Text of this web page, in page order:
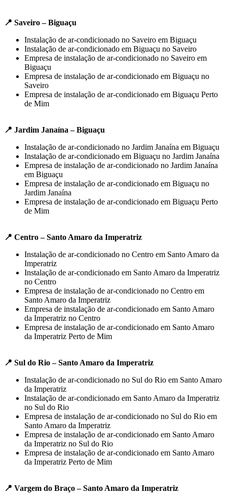
📍 Saveiro – Biguaçu
Instalação de ar-condicionado no Saveiro em Biguaçu
Instalação de ar-condicionado em Biguaçu no Saveiro
Empresa de instalação de ar-condicionado no Saveiro em
Biguaçu
Empresa de instalação de ar-condicionado em Biguaçu no
Saveiro
Empresa de instalação de ar-condicionado em Biguaçu Perto
de Mim
📍 Jardim Janaína – Biguaçu
Instalação de ar-condicionado no Jardim Janaína em Biguaçu
Instalação de ar-condicionado em Biguaçu no Jardim Janaína
Empresa de instalação de ar-condicionado no Jardim Janaína
em Biguaçu
Empresa de instalação de ar-condicionado em Biguaçu no
Jardim Janaína
Empresa de instalação de ar-condicionado em Biguaçu Perto
de Mim
📍 Centro – Santo Amaro da Imperatriz
Instalação de ar-condicionado no Centro em Santo Amaro da
Imperatriz
Instalação de ar-condicionado em Santo Amaro da Imperatriz
no Centro
Empresa de instalação de ar-condicionado no Centro em
Santo Amaro da Imperatriz
Empresa de instalação de ar-condicionado em Santo Amaro
da Imperatriz no Centro
Empresa de instalação de ar-condicionado em Santo Amaro
da Imperatriz Perto de Mim
📍 Sul do Rio – Santo Amaro da Imperatriz
Instalação de ar-condicionado no Sul do Rio em Santo Amaro
da Imperatriz
Instalação de ar-condicionado em Santo Amaro da Imperatriz
no Sul do Rio
Empresa de instalação de ar-condicionado no Sul do Rio em
Santo Amaro da Imperatriz
Empresa de instalação de ar-condicionado em Santo Amaro
da Imperatriz no Sul do Rio
Empresa de instalação de ar-condicionado em Santo Amaro
da Imperatriz Perto de Mim
📍 Vargem do Braço – Santo Amaro da Imperatriz